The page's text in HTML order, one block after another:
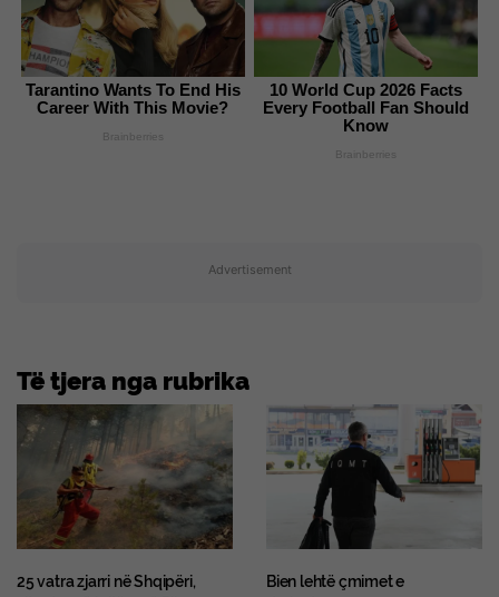
Tarantino Wants To End His
Career With This Movie?
Brainberries
10 World Cup 2026 Facts
Every Football Fan Should
Know
Brainberries
Advertisement
Të tjera nga rubrika
25 vatra zjarri në Shqipëri,
Bien lehtë çmimet e